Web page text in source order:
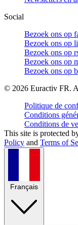
Social
Bezoek ons op
Bezoek ons op
Bezoek ons op
Bezoek ons op
Bezoek ons op
© 2026 Euractiv FR.
Politique de
Conditions
Conditions de
This site is protected
Policy and Terms of
Français